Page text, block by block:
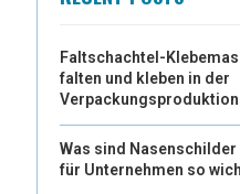
Faltschachtel-
falten und kleben in der
Verpackungsproduktion
Was sind
für Unternehmen so